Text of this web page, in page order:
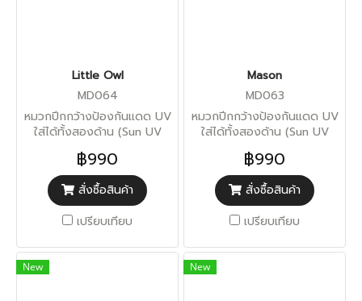
Little Owl
MD064
หมวกปีกกว้างป้องกันแดด UV
ใส่ได้ทั้งสองด้าน (Sun UV
฿990
สั่งซื้อสินค้า
เปรียบเทียบ
Mason
MD063
หมวกปีกกว้างป้องกันแดด UV
ใส่ได้ทั้งสองด้าน (Sun UV
฿990
สั่งซื้อสินค้า
เปรียบเทียบ
New New